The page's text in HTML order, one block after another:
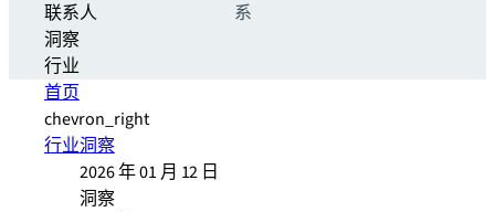
联系人
洞察
行业
系
首页
chevron_right
行业洞察
2026 年 01 月 12 日
洞察